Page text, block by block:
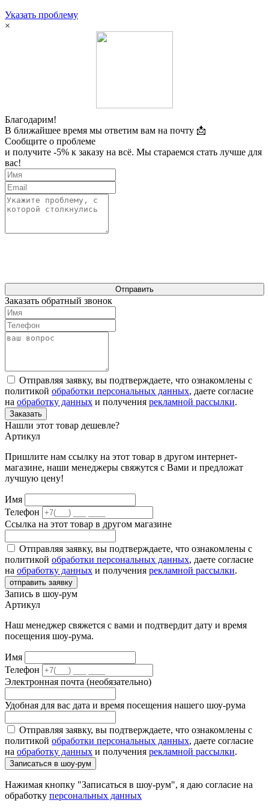
Указать проблему
×
Благодарим!
В ближайшее время мы ответим вам на почту 📩
Сообщите о проблеме
и получите -5% к заказу на всё. Мы стараемся стать лучше для
вас!
Отправить
Заказать обратный звонок
Отправляя заявку, вы подтверждаете, что ознакомлены с
политикой обработки персональных данных, даете согласие
на обработку данных и получения рекламной рассылки.
Заказать
Нашли этот товар дешевле?
Артикул
Пришлите нам ссылку на этот товар в другом интернет-
магазине, наши менеджеры свяжутся с Вами и предложат
лучшую цену!
Имя
Телефон
Ссылка на этот товар в другом магазине
Отправляя заявку, вы подтверждаете, что ознакомлены с
политикой обработки персональных данных, даете согласие
на обработку данных и получения рекламной рассылки.
отправить заявку
Запись в шоу-рум
Артикул
Наш менеджер свяжется с вами и подтвердит дату и время
посещения шоу-рума.
Имя
Телефон
Электронная почта (необязательно)
Удобная для вас дата и время посещения нашего шоу-рума
Отправляя заявку, вы подтверждаете, что ознакомлены с
политикой обработки персональных данных, даете согласие
на обработку данных и получения рекламной рассылки.
Записаться в шоу-рум
Нажимая кнопку "Записаться в шоу-рум", я даю согласие на
обработку персональных данных